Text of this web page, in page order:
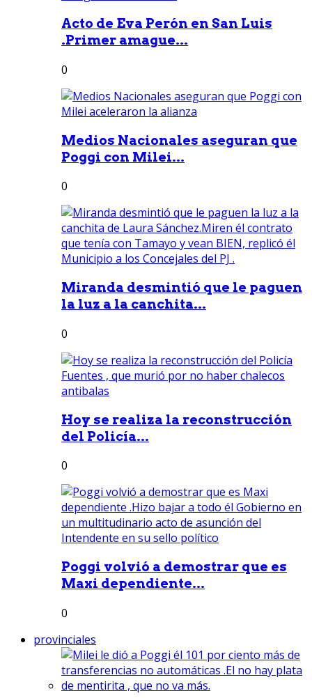
Acto de Eva Perón en San Luis
.Primer amague...
0
Medios Nacionales aseguran que
Poggi con Milei...
0
Miranda desmintió que le paguen
la luz a la canchita...
0
Hoy se realiza la reconstrucción
del Policía...
0
Poggi volvió a demostrar que es
Maxi dependiente...
0
provinciales